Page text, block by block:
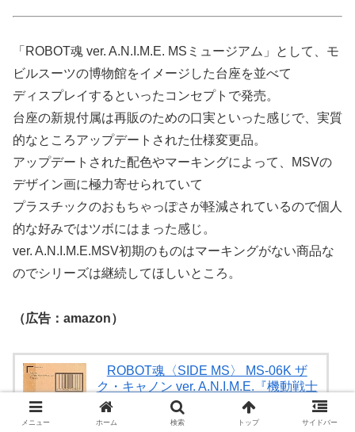
「ROBOT魂 ver. A.N.I.M.E. MSミュージアム」として、モ
ビルスーツの博物館をイメージした台座を並べて
ディスプレイするといったコンセプトで発売。
台座の新規付属は再販のための口実といった感じで、実質
的なところアップデートされた仕様変更品。
アップデートされた配色やマーキングによって、MSVの
デザイン画に極力寄せられていて
プラスチックのおもちゃっぽさが軽減されているので個人
的な好みではツボにはまった感じ。
ver. A.N.I.M.E.MSV初期のものはマーキングがない商品な
のでシリーズは継続してほしいところ。
（広告：amazon）
ROBOT魂〈SIDE MS〉 MS-06K ザ
ク・キャノン ver. A.N.I.M.E.『機動戦士
ガンダム』(魂ウェブ商店限定)
メニュー ホーム 検索 トップ サイドバー